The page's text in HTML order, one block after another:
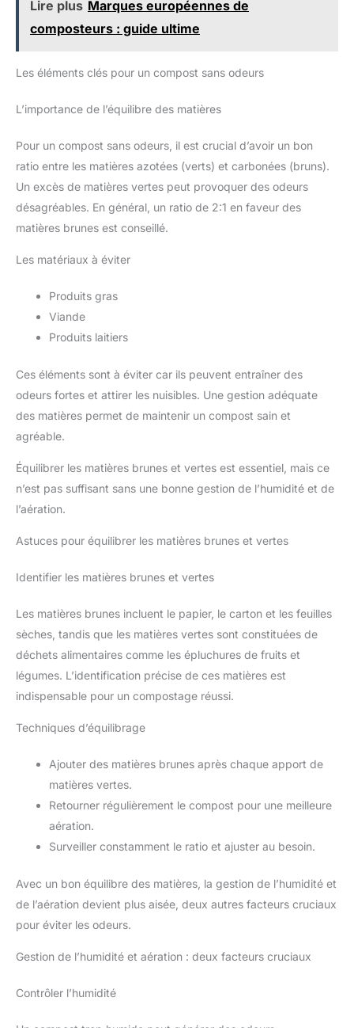
Lire plus Marques européennes de
composteurs : guide ultime
Les éléments clés pour un compost sans odeurs
L’importance de l’équilibre des matières
Pour un compost sans odeurs, il est crucial d’avoir un bon
ratio entre les matières azotées (verts) et carbonées (bruns).
Un excès de matières vertes peut provoquer des odeurs
désagréables. En général, un ratio de 2:1 en faveur des
matières brunes est conseillé.
Les matériaux à éviter
Produits gras
Viande
Produits laitiers
Ces éléments sont à éviter car ils peuvent entraîner des
odeurs fortes et attirer les nuisibles. Une gestion adéquate
des matières permet de maintenir un compost sain et
agréable.
Équilibrer les matières brunes et vertes est essentiel, mais ce
n’est pas suffisant sans une bonne gestion de l’humidité et de
l’aération.
Astuces pour équilibrer les matières brunes et vertes
Identifier les matières brunes et vertes
Les matières brunes incluent le papier, le carton et les feuilles
sèches, tandis que les matières vertes sont constituées de
déchets alimentaires comme les épluchures de fruits et
légumes. L’identification précise de ces matières est
indispensable pour un compostage réussi.
Techniques d’équilibrage
Ajouter des matières brunes après chaque apport de
matières vertes.
Retourner régulièrement le compost pour une meilleure
aération.
Surveiller constamment le ratio et ajuster au besoin.
Avec un bon équilibre des matières, la gestion de l’humidité et
de l’aération devient plus aisée, deux autres facteurs cruciaux
pour éviter les odeurs.
Gestion de l’humidité et aération : deux facteurs cruciaux
Contrôler l’humidité